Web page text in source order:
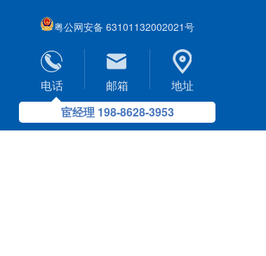
粤公网安备 63101132002021号
电话
宦经理 198-8628-3953
邮箱 地址